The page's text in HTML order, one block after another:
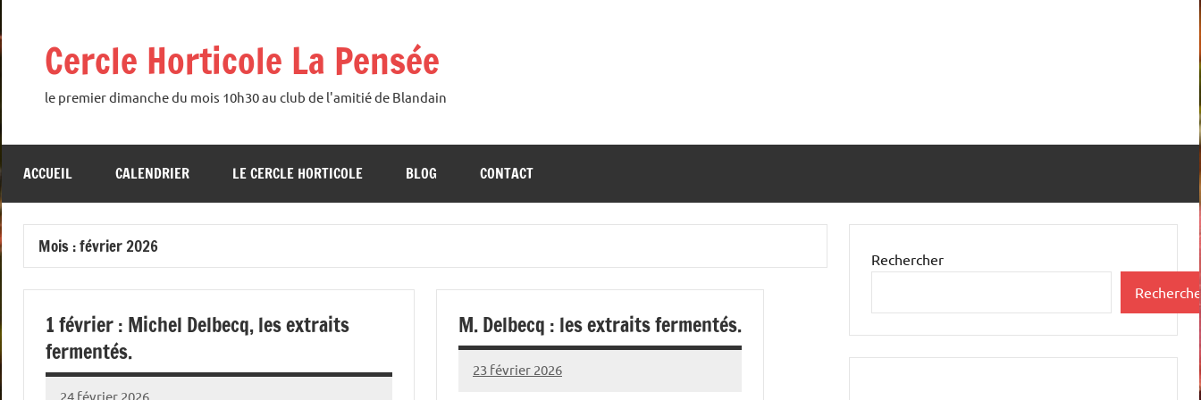
au
contenuCercle Horticole La Pensée
le premier dimanche du mois 10h30 au club de l'amitié de Blandain
ACCUEIL CALENDRIER LE CERCLE HORTICOLE BLOG CONTACT
Mois :février 2026
1 février : Michel Delbecq, les extraits
fermentés.
24 février 2026
M. Delbecq : les extraits fermentés.
23 février 2026
Alain
Rechercher